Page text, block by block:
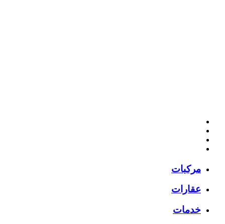
مركبات
عقارات
خدمات